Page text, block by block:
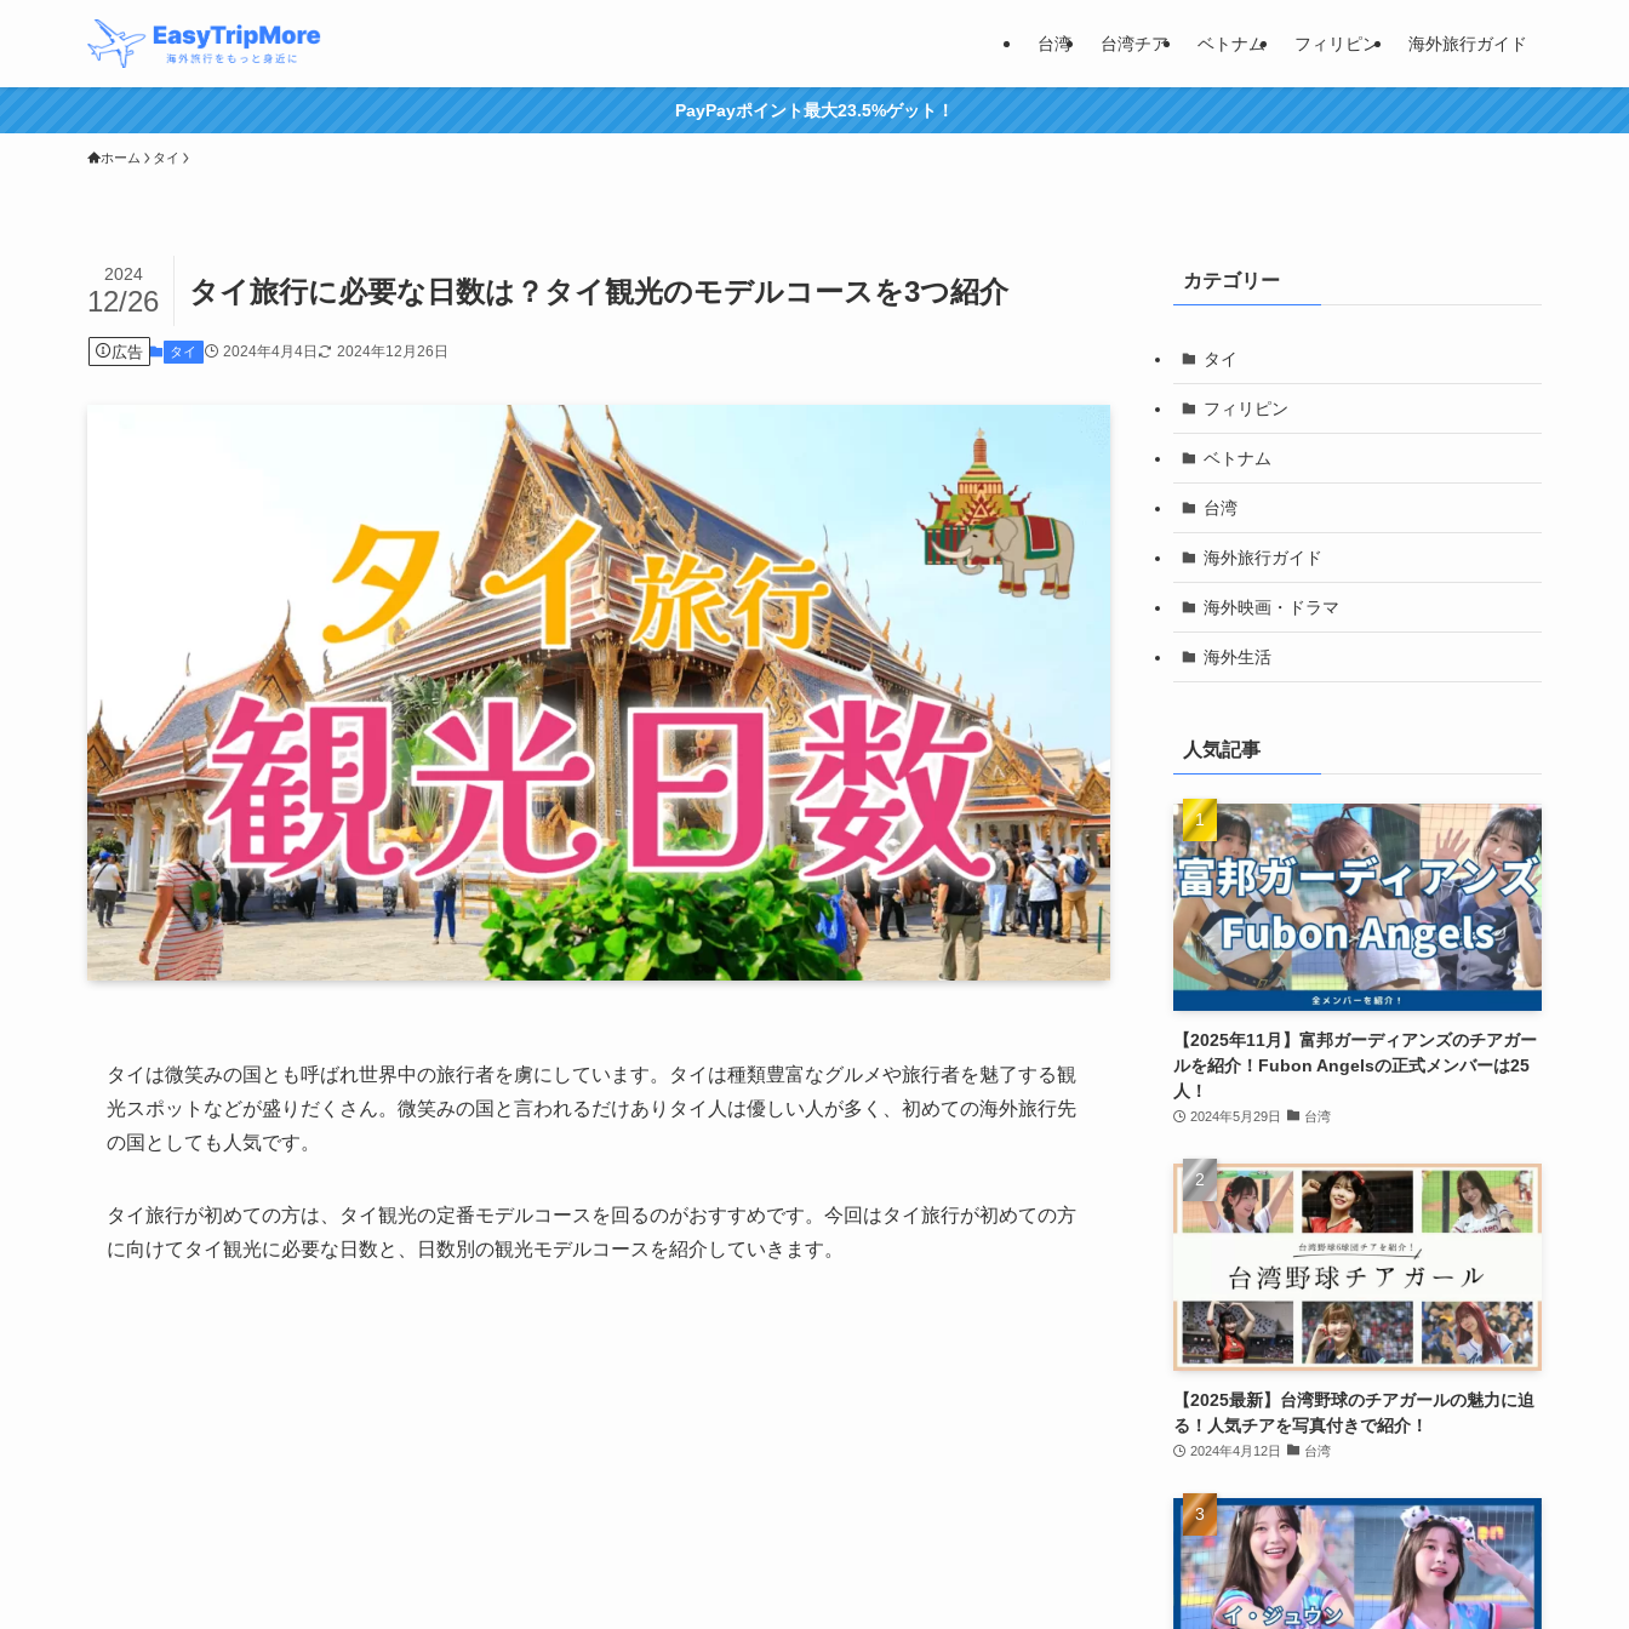
台湾 台湾チア ベトナム フィリピン 海外旅行ガイド
PayPayポイント最大23.5%ゲット！
ホーム タイ
タイ旅行に必要な日数は？タイ観光のモデルコースを3つ紹介
2024
12/26
広告 タイ 2024年4月4日 2024年12月26日
タイは微笑みの国とも呼ばれ世界中の旅行者を虜にしています。タイは種類豊富なグルメや旅行者を魅了する観
光スポットなどが盛りだくさん。微笑みの国と言われるだけありタイ人は優しい人が多く、初めての海外旅行先
の国としても人気です。
タイ旅行が初めての方は、タイ観光の定番モデルコースを回るのがおすすめです。今回はタイ旅行が初めての方
に向けてタイ観光に必要な日数と、日数別の観光モデルコースを紹介していきます。
カテゴリー
タイ
フィリピン
ベトナム
台湾
海外旅行ガイド
海外映画・ドラマ
海外生活
人気記事
【2025年11月】富邦ガーディアンズのチアガー
ルを紹介！Fubon Angelsの正式メンバーは25
人！
2024年5月29日 台湾
【2025最新】台湾野球のチアガールの魅力に迫
る！人気チアを写真付きで紹介！
2024年4月12日 台湾